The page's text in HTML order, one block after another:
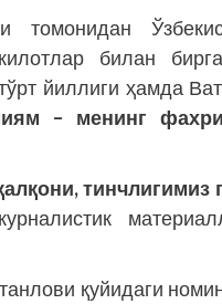
томонидан
билан
йиллиги ҳамда
– менинг
тинчлигимиз
танлови қуйидаги